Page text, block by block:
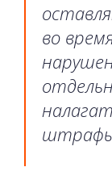
во